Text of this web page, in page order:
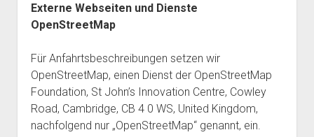
Externe Webseiten und Dienste
OpenStreetMap
Für Anfahrtsbeschreibungen setzen wir
OpenStreetMap, einen Dienst der OpenStreetMap
Foundation, St John’s Innovation Centre, Cowley
Road, Cambridge, CB 4 0 WS, United Kingdom,
nachfolgend nur „OpenStreetMap“ genannt, ein.